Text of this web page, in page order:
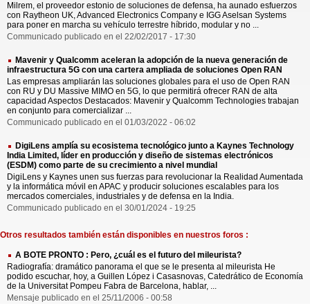
Milrem, el proveedor estonio de soluciones de defensa, ha aunado esfuerzos
con Raytheon UK, Advanced Electronics Company e IGG Aselsan Systems
para poner en marcha su vehículo terrestre híbrido, modular y no ...
Communicado publicado en el 22/02/2017 - 17:30
Mavenir y Qualcomm aceleran la adopción de la nueva generación de
infraestructura 5G con una cartera ampliada de soluciones Open RAN
Las empresas ampliarán las soluciones globales para el uso de Open RAN
con RU y DU Massive MIMO en 5G, lo que permitirá ofrecer RAN de alta
capacidad Aspectos Destacados: Mavenir y Qualcomm Technologies trabajan
en conjunto para comercializar ...
Communicado publicado en el 01/03/2022 - 06:02
DigiLens amplía su ecosistema tecnológico junto a Kaynes Technology
India Limited, líder en producción y diseño de sistemas electrónicos
(ESDM) como parte de su crecimiento a nivel mundial
DigiLens y Kaynes unen sus fuerzas para revolucionar la Realidad Aumentada
y la informática móvil en APAC y producir soluciones escalables para los
mercados comerciales, industriales y de defensa en la India.
Communicado publicado en el 30/01/2024 - 19:25
Otros resultados también están disponibles en nuestros foros :
A BOTE PRONTO : Pero, ¿cuál es el futuro del mileurista?
Radiografía: dramático panorama el que se le presenta al mileurista He
podido escuchar, hoy, a Guillen López i Casasnovas, Catedrático de Economía
de la Universitat Pompeu Fabra de Barcelona, hablar, ...
Mensaje publicado en el 25/11/2006 - 00:58